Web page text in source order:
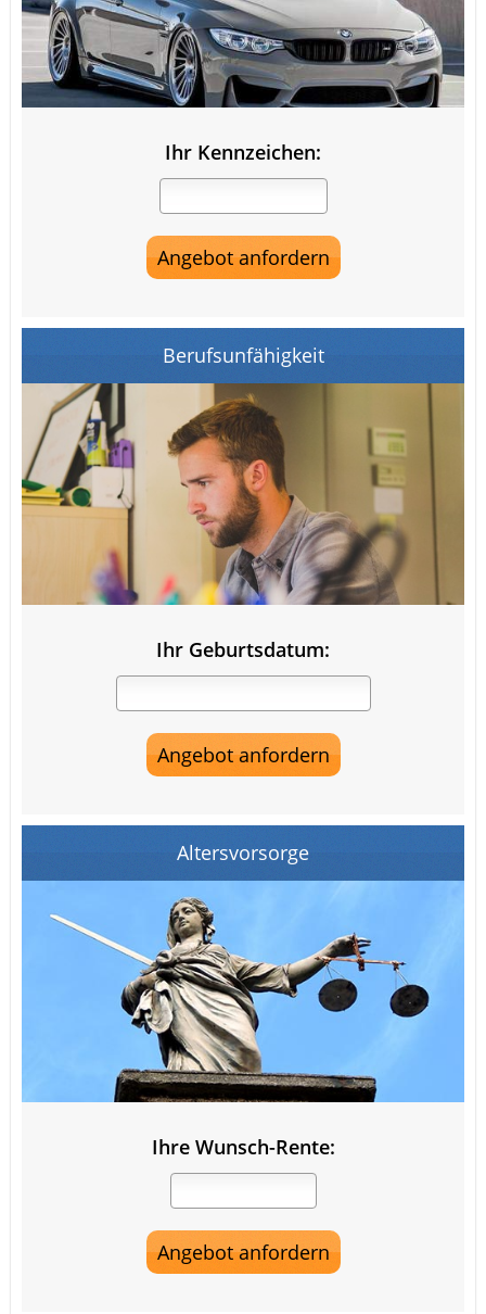
Ihr Kennzeichen:
Berufsunfähigkeit
Ihr Geburtsdatum:
Altersvorsorge
Ihre Wunsch-Rente: